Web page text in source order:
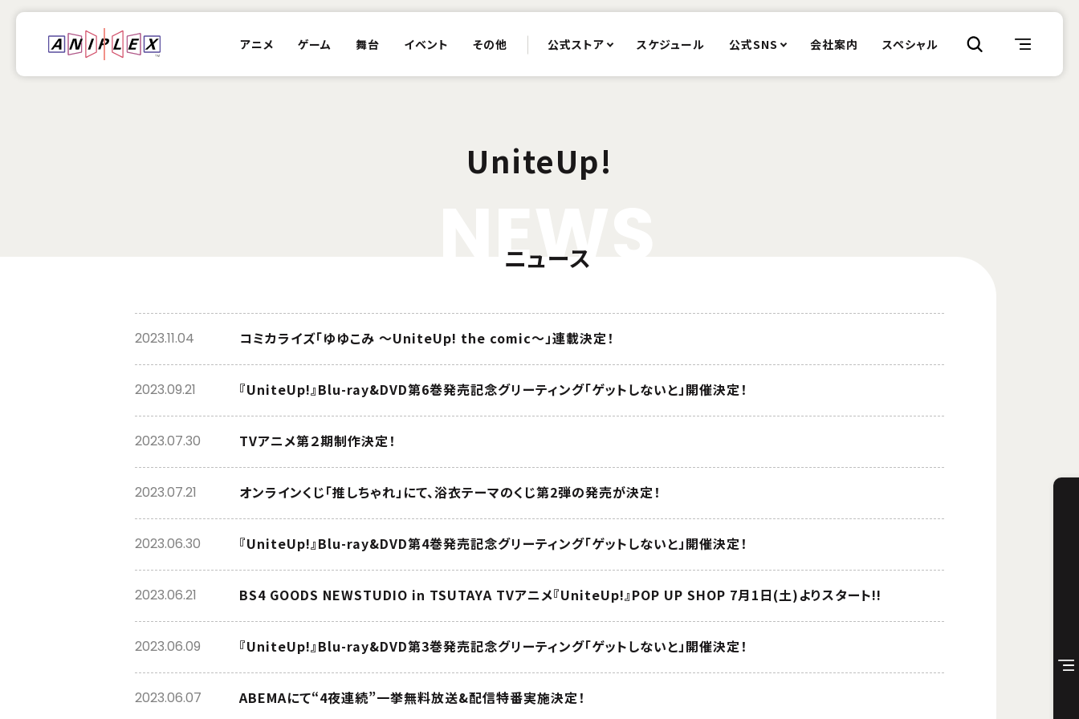
アニメ ゲーム 舞台 イベント その他 公式ストア スケジュール 公式SNS 会社案内 スペシャル
UniteUp!
EW
ニュース
コミカライズ「ゆゆこみ ～UniteUp! the comic～」連載決定！
2023.11.04
『UniteUp!』Blu-ray&DVD第6巻発売記念グリーティング「ゲットしないと」開催決定！
2023.09.21
TVアニメ第２期制作決定！
2023.07.30
オンラインくじ「推しちゃれ」にて、浴衣テーマのくじ第2弾の発売が決定！
2023.07.21
『UniteUp!』Blu-ray&DVD第4巻発売記念グリーティング「ゲットしないと」開催決定！
2023.06.30
BS4 GOODS NEWSTUDIO in TSUTAYA TVアニメ『UniteUp!』POP UP SHOP 7月1日(土)よりスタート!!
2023.06.21
『UniteUp!』Blu-ray&DVD第3巻発売記念グリーティング「ゲットしないと」開催決定！
2023.06.09
ABEMAにて“4夜連続”一挙無料放送&配信特番実施決定！
2023.06.07